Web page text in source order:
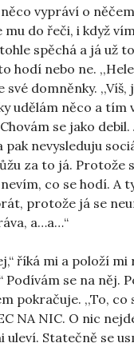
vypráví o
mu do řeči, i když
spěchá a já už
hodí nebo ne.
své domněnky.
udělám něco a tím
se jako debil.
pak nevysleduju
za to já. Protože
co se hodí. A
protože já se
a…a…“
říká mi a položí mi
Podívám se na něj.
pokračuje. ,,To, co
NA NIC. O nic
uleví. Statečně se